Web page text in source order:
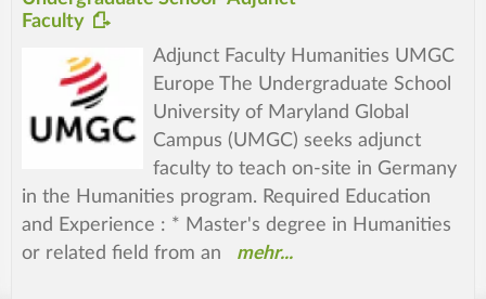
Faculty
Adjunct Faculty Humanities UMGC
Europe The Undergraduate School
University of Maryland Global
Campus (UMGC) seeks adjunct
faculty to teach on-site in Germany
in the Humanities program. Required Education
and Experience : * Master's degree in Humanities
or related field from an